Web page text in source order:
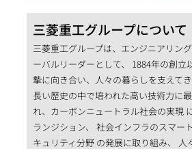
三菱重工グループについて
三菱重工グループは、エンジニアリン
ーバルリーダーとして、 1884年の創立
摯に向き合い、人々の暮らしを支えてき
長い歴史の中で培われた高い技術力に
れ、カーボンニュートラル社会の実現
ランジション、 社会インフラのスマー
キュリティ分野 の発展に取り組み、 人